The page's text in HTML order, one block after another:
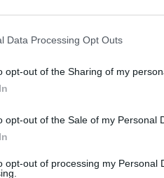
Data Processing Opt Outs
opt-out of the Sharing of my
opt-out of the Sale of my Personal
opt-out of processing my Personal
την 31/12/2023
τους και αρμόδιες αρχές
κινδυνεύουν με
να βρεθούν όσοι δεν
καθαρισμού στο Εθνικό